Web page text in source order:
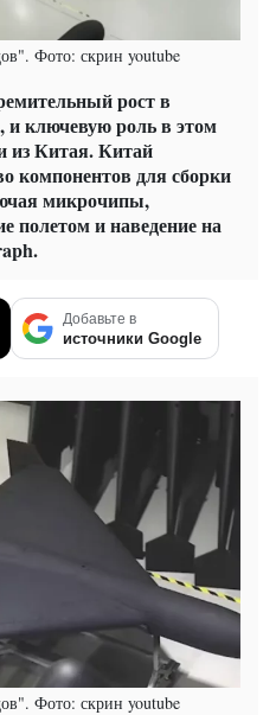
Фото: скрин youtube
рост в
ключевую роль в этом
из Китая. Китай
компонентов для сборки
микрочипы,
полетом и наведение на
Добавьте в
источники Google
Фото: скрин youtube